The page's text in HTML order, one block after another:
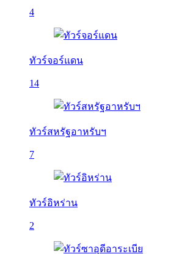
4
ทัวร์จอร์แดน
14
ทัวร์สหรัฐอาหรับฯ
7
ทัวร์อิหร่าน
2